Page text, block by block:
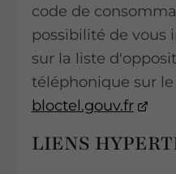
code de
possibilité de vous
sur la liste
téléphonique sur
bloctel.gouv.fr
LIENS